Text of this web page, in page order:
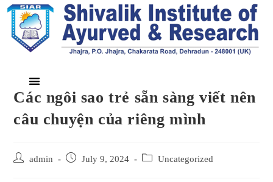
Các ngôi sao trẻ sẵn sàng viết nên
câu chuyện của riêng mình
admin July 9, 2024 Uncategorized